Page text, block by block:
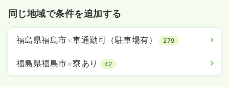
同じ地域で条件を追加する
福島県福島市×車通勤可（駐車場有） 279
福島県福島市×寮あり 42